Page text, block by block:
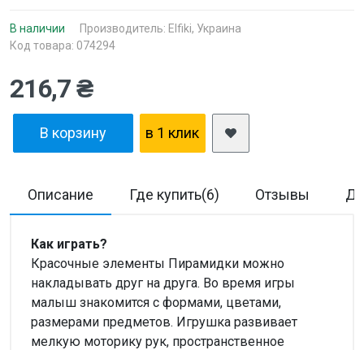
В наличии Производитель: Elfiki, Украина
Код товара: 074294
216,7 ₴
В корзину в 1 клик
Описание Где купить(6) Отзывы
Как играть?
Красочные элементы Пирамидки можно
накладывать друг на друга. Во время игры
малыш знакомится с формами, цветами,
размерами предметов. Игрушка развивает
мелкую моторику рук, пространственное